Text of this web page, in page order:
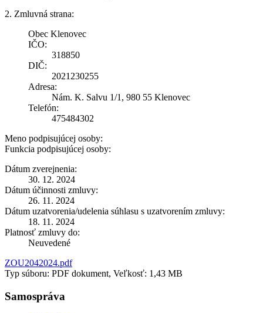
2. Zmluvná strana:
Obec Klenovec
IČO:
318850
DIČ:
2021230255
Adresa:
Nám. K. Salvu 1/1, 980 55 Klenovec
Telefón:
475484302
Meno podpisujúcej osoby:
Funkcia podpisujúcej osoby:
Dátum zverejnenia:
30. 12. 2024
Dátum účinnosti zmluvy:
26. 11. 2024
Dátum uzatvorenia/udelenia súhlasu s uzatvorením zmluvy:
18. 11. 2024
Platnosť zmluvy do:
Neuvedené
ZOU2042024.pdf
Typ súboru: PDF dokument, Veľkosť: 1,43 MB
Samospráva